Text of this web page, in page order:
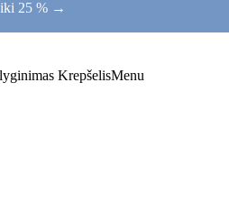
25 % →
KrepšelisMenu